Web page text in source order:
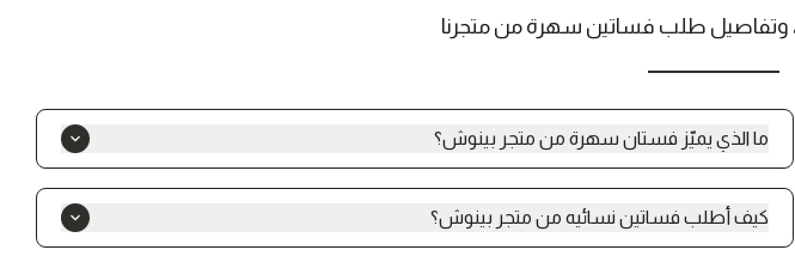
وتفاصيل طلب فساتين سهرة من متجرنا
ما الذي يميّز فستان سهرة من متجر بينوش؟
مع تنوّع في القصّات والأقمشة ليناسب مختلف المناسبات والذوق السعودي.
كيف أطلب فساتين نسائيه من متجر بينوش؟